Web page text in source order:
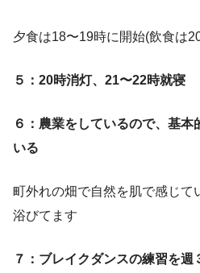
夕食は18〜19時に開始(飲食は
５：20時消灯、21〜22時就寝
６：農業をしているので、基
いる
町外れの畑で自然を肌で感じて
浴びてます
７：ブレイクダンスの練習を週